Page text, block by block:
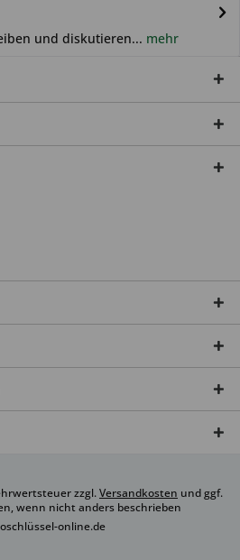
und diskutieren... mehr
zzgl.Versandkosten und ggf.
wenn nicht anders beschrieben
online.de